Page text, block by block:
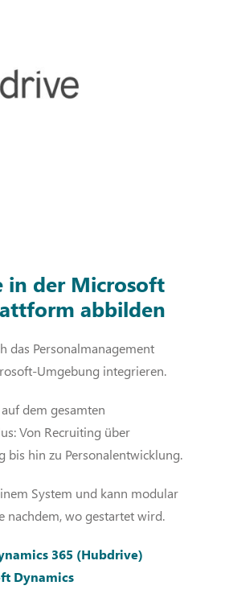
in der Microsoft
abbilden
das Personalmanagement
Umgebung integrieren.
dem gesamten
Von Recruiting über
bis hin zu Personalentwicklung.
System und kann modular
nachdem, wo gestartet wird.
365 (Hubdrive)
Dynamics